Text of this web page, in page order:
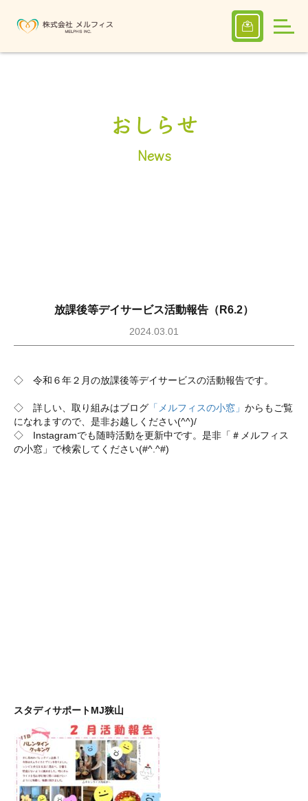
おしらせ
News
放課後等デイサービス活動報告（R6.2）
2024.03.01
◇ 令和６年２月の放課後等デイサービスの活動報告です。
◇ 詳しい、取り組みはブログ 「メルフィスの小窓」 からもご覧
になれますので、是非お越しください(^^)/
◇ Instagramでも随時活動を更新中です。是非「＃メルフィス
の小窓」で検索してください(#^.^#)
スタディサポートMJ狭山